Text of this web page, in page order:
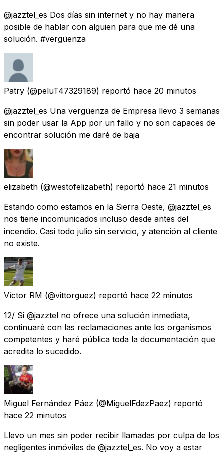
@jazztel_es Dos días sin internet y no hay manera
posible de hablar con alguien para que me dé una
solución. #vergüenza
Patry (@peluT47329189) reportó hace 20 minutos
@jazztel_es Una vergüenza de Empresa llevo 3 semanas
sin poder usar la App por un fallo y no son capaces de
encontrar solución me daré de baja
elizabeth (@westofelizabeth) reportó hace 21 minutos
Estando como estamos en la Sierra Oeste, @jazztel_es
nos tiene incomunicados incluso desde antes del
incendio. Casi todo julio sin servicio, y atención al cliente
no existe.
Víctor RM (@vittorguez) reportó hace 22 minutos
12/ Si @jazztel no ofrece una solución inmediata,
continuaré con las reclamaciones ante los organismos
competentes y haré pública toda la documentación que
acredita lo sucedido.
Miguel Fernández Páez (@MiguelFdezPaez) reportó
hace 22 minutos
Llevo un mes sin poder recibir llamadas por culpa de los
negligentes inmóviles de @jazztel_es. No voy a estar